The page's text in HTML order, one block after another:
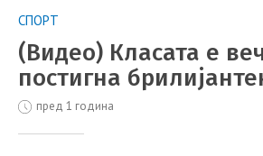
СПОРТ
(Видео) Класата е
постигна
пред 1 година